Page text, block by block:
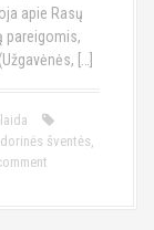
apie Rasų
pareigomis,
[…]
šventės,